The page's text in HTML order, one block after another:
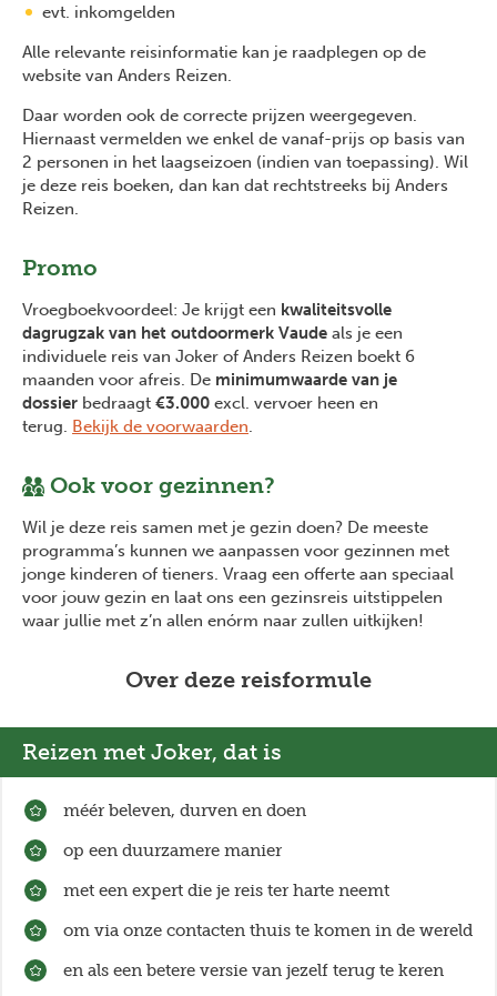
evt. inkomgelden
Alle relevante reisinformatie kan je raadplegen op de
website van Anders Reizen.
Daar worden ook de correcte prijzen weergegeven.
Hiernaast vermelden we enkel de vanaf-prijs op basis van
2 personen in het laagseizoen (indien van toepassing). Wil
je deze reis boeken, dan kan dat rechtstreeks bij Anders
Reizen.
Promo
Vroegboekvoordeel: Je krijgt een kwaliteitsvolle
dagrugzak van het outdoormerk Vaude als je een
individuele reis van Joker of Anders Reizen boekt 6
maanden voor afreis. De minimumwaarde van je
dossier bedraagt €3.000 excl. vervoer heen en
terug. Bekijk de voorwaarden.
Ook voor gezinnen?
Wil je deze reis samen met je gezin doen? De meeste
programma’s kunnen we aanpassen voor gezinnen met
jonge kinderen of tieners. Vraag een offerte aan speciaal
voor jouw gezin en laat ons een gezinsreis uitstippelen
waar jullie met z’n allen enórm naar zullen uitkijken!
Over deze reisformule
Reizen met Joker, dat is
méér beleven, durven en doen
op een duurzamere manier
met een expert die je reis ter harte neemt
om via onze contacten thuis te komen in de wereld
en als een betere versie van jezelf terug te keren